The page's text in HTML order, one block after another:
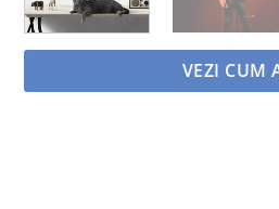
VEZI CUM